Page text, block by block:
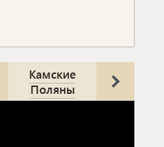
Камские
Поляны